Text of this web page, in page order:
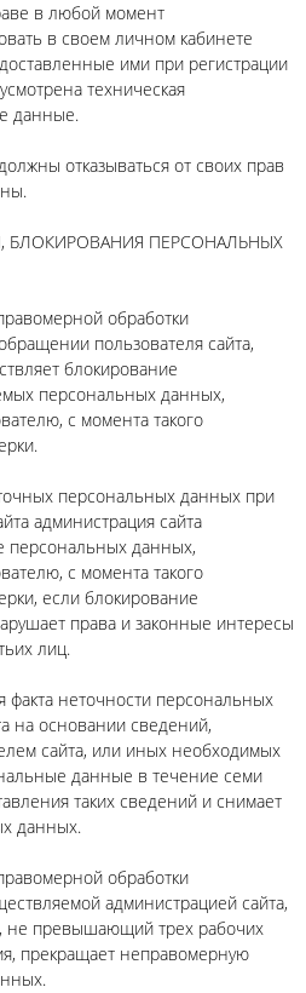
в любой момент
в своем личном кабинете
ими при регистрации
техническая
данные.
отказываться от своих прав
БЛОКИРОВАНИЯ ПЕРСОНАЛЬНЫХ
обработки
пользователя сайта,
блокирование
персональных данных,
с момента такого
персональных данных при
администрация сайта
персональных данных,
с момента такого
если блокирование
права и законные интересы
лиц.
факта неточности персональных
на основании сведений,
сайта, или иных необходимых
данные в течение семи
таких сведений и снимает
данных.
обработки
администрацией сайта,
не превышающий трех рабочих
прекращает неправомерную